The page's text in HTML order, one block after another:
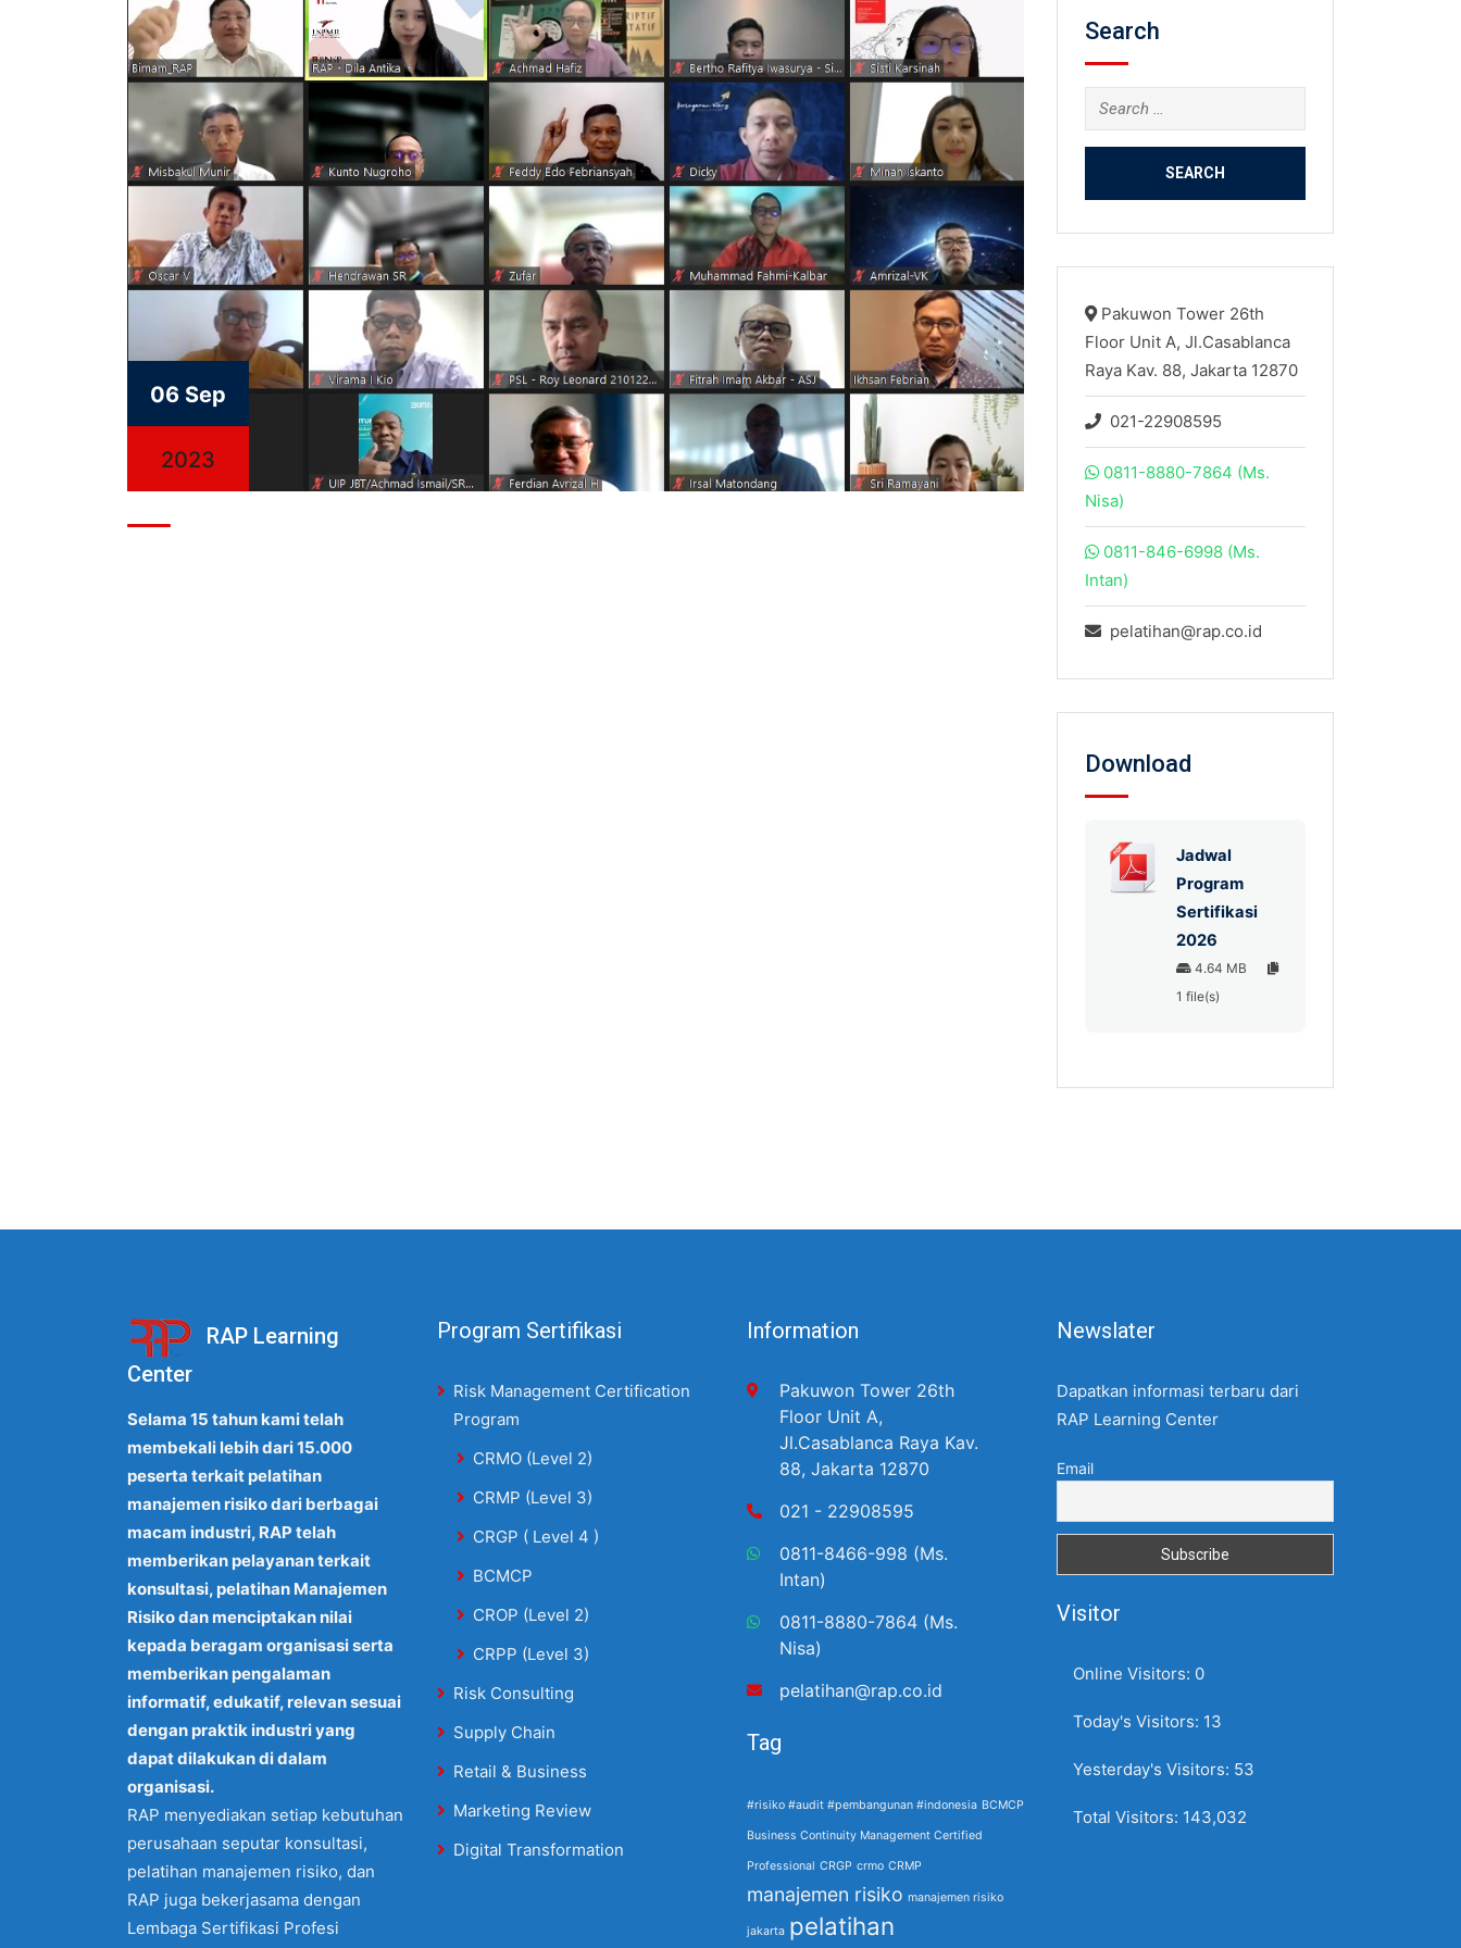
06 Sep
2023
Search
Search
for:
Pakuwon Tower 26th
Floor Unit A, Jl.Casablanca
Raya Kav. 88, Jakarta 12870
021-22908595
0811-8880-7864 (Ms.
Nisa)
0811-846-6998 (Ms.
Intan)
pelatihan@rap.co.id
Download
Jadwal
Program
Sertifikasi
2026
4.64 MB
1 file(s)
RAP Learning
Center
Selama 15 tahun kami telah
membekali lebih dari 15.000
peserta terkait pelatihan
manajemen risiko dari berbagai
macam industri, RAP telah
memberikan pelayanan terkait
konsultasi, pelatihan Manajemen
Risiko dan menciptakan nilai
kepada beragam organisasi serta
memberikan pengalaman
informatif, edukatif, relevan sesuai
dengan praktik industri yang
dapat dilakukan di dalam
organisasi.
RAP menyediakan setiap kebutuhan
perusahaan seputar konsultasi,
pelatihan manajemen risiko, dan
RAP juga bekerjasama dengan
Lembaga Sertifikasi Profesi
Program Sertifikasi
Risk Management Certification
Program
CRMO (Level 2)
CRMP (Level 3)
CRGP ( Level 4 )
BCMCP
CROP (Level 2)
CRPP (Level 3)
Risk Consulting
Supply Chain
Retail & Business
Marketing Review
Digital Transformation
Information
Pakuwon Tower 26th
Floor Unit A,
Jl.Casablanca Raya Kav.
88, Jakarta 12870
021 - 22908595
0811-8466-998 (Ms.
Intan)
0811-8880-7864 (Ms.
Nisa)
pelatihan@rap.co.id
Tag
#risiko #audit #pembangunan #indonesia BCMCP
Business Continuity Management Certified
Professional CRGP crmo CRMP
manajemen risiko manajemen risiko
jakarta pelatihan
Newslater
Dapatkan informasi terbaru dari
RAP Learning Center
Email
Visitor
Online Visitors: 0
Today's Visitors: 13
Yesterday's Visitors: 53
Total Visitors: 143,032